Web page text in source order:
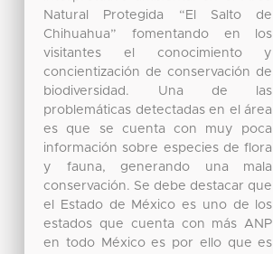
Natural Protegida “El Salto de
Chihuahua” fomentando en los
visitantes el conocimiento y
concientización de conservación de
biodiversidad. Una de las
problemáticas detectadas en el área
es que se cuenta con muy poca
información sobre especies de flora
y fauna, generando una mala
conservación. Se debe destacar que
el Estado de México es uno de los
estados que cuenta con más ANP
en todo México es por ello que es